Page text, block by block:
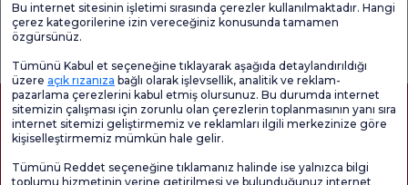
Genel
Memnuniyet
Bu internet sitesinin işletimi sırasında çerezler kullanılmaktadır. Hangi
çerez kategorilerine izin vereceğiniz konusunda tamamen
özgürsünüz.
Tümünü Kabul et seçeneğine tıklayarak aşağıda detaylandırıldığı
üzere açık rızanıza bağlı olarak işlevsellik, analitik ve reklam-
pazarlama çerezlerini kabul etmiş olursunuz. Bu durumda internet
sitemizin çalışması için zorunlu olan çerezlerin toplanmasının yanı sıra
internet sitemizi geliştirmemiz ve reklamları ilgili merkezinize göre
kişiselleştirmemiz mümkün hale gelir.
Tümünü Reddet seçeneğine tıklamanız halinde ise yalnızca bilgi
toplumu hizmetinin yerine getirilmesi ve bulunduğunuz internet